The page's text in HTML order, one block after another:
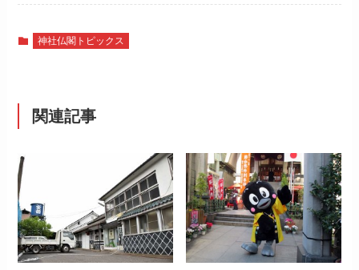
神社仏閣トピックス
関連記事